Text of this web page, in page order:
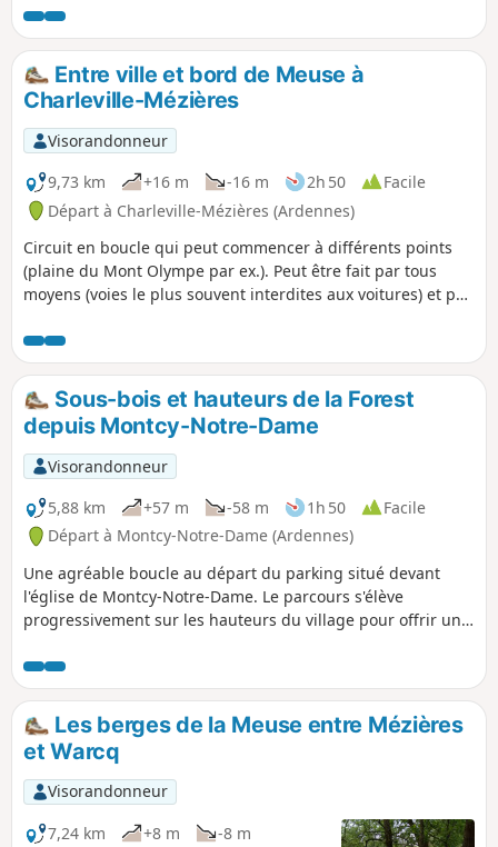
détours passe sous la montagne. Une
belle petite balade à faire en famille en
faisant ououhhhh pour faire résonner
l'écho dans le tunnel fluvial.
Entre ville et bord de Meuse à
Charleville-Mézières
Visorandonneur
9,73 km
+16 m -16 m 2h 50
Facile
Départ à Charleville-Mézières (Ardennes)
Circuit en boucle qui peut commencer à différents points
(plaine du Mont Olympe par ex.). Peut être fait par tous
moyens (voies le plus souvent interdites aux voitures) et par
avec des enfants (faible dénivelé) et offre des aires de
pique-nique à plusieurs endroits. L'orientation est facile.
Sous-bois et hauteurs de la Forest
depuis Montcy-Notre-Dame
Visorandonneur
5,88 km
+57 m -58 m 1h 50
Facile
Départ à Montcy-Notre-Dame (Ardennes)
Une agréable boucle au départ du parking situé devant
l'église de Montcy-Notre-Dame. Le parcours s'élève
progressivement sur les hauteurs du village pour offrir une
ombragés en sous-bois dans le secteur de la Forest, idéal
pour une sortie au frais les jours de chaleur.
Les berges de la Meuse entre Mézières
et Warcq
Visorandonneur
7,24 km
+8 m
-8 m